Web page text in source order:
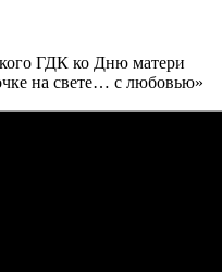
ГДК ко Дню матери
на свете… с любовью»